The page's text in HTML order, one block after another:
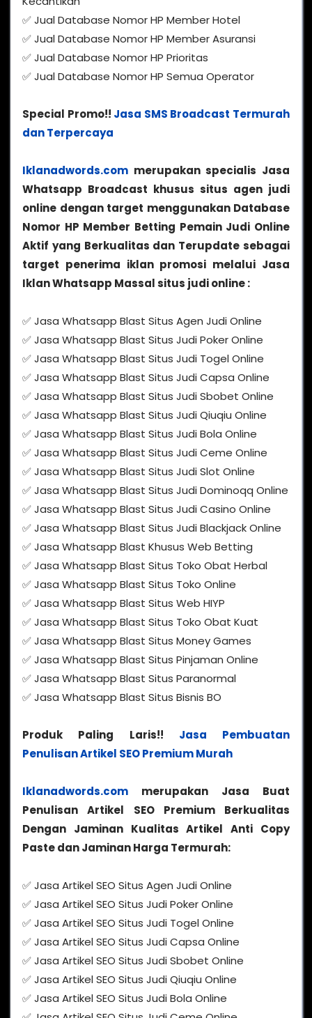
✅ Jual Database Nomor HP Member Hotel
✅ Jual Database Nomor HP Member Asuransi
✅ Jual Database Nomor HP Prioritas
✅ Jual Database Nomor HP Semua Operator
Special Promo!! Jasa SMS Broadcast Termurah
dan Terpercaya
Iklanadwords.com merupakan specialis Jasa
Whatsapp Broadcast khusus situs agen judi
online dengan target menggunakan Database
Nomor HP Member Betting Pemain Judi Online
Aktif yang Berkualitas dan Terupdate sebagai
target penerima iklan promosi melalui Jasa
Iklan Whatsapp Massal situs judi online :
✅ Jasa Whatsapp Blast Situs Agen Judi Online
✅ Jasa Whatsapp Blast Situs Judi Poker Online
✅ Jasa Whatsapp Blast Situs Judi Togel Online
✅ Jasa Whatsapp Blast Situs Judi Capsa Online
✅ Jasa Whatsapp Blast Situs Judi Sbobet Online
✅ Jasa Whatsapp Blast Situs Judi Qiuqiu Online
✅ Jasa Whatsapp Blast Situs Judi Bola Online
✅ Jasa Whatsapp Blast Situs Judi Ceme Online
✅ Jasa Whatsapp Blast Situs Judi Slot Online
✅ Jasa Whatsapp Blast Situs Judi Dominoqq Online
✅ Jasa Whatsapp Blast Situs Judi Casino Online
✅ Jasa Whatsapp Blast Situs Judi Blackjack Online
✅ Jasa Whatsapp Blast Khusus Web Betting
✅ Jasa Whatsapp Blast Situs Toko Obat Herbal
✅ Jasa Whatsapp Blast Situs Toko Online
✅ Jasa Whatsapp Blast Situs Web HIYP
✅ Jasa Whatsapp Blast Situs Toko Obat Kuat
✅ Jasa Whatsapp Blast Situs Money Games
✅ Jasa Whatsapp Blast Situs Pinjaman Online
✅ Jasa Whatsapp Blast Situs Paranormal
✅ Jasa Whatsapp Blast Situs Bisnis BO
Produk Paling Laris!! Jasa Pembuatan
Penulisan Artikel SEO Premium Murah
Iklanadwords.com merupakan Jasa Buat
Penulisan Artikel SEO Premium Berkualitas
Dengan Jaminan Kualitas Artikel Anti Copy
Paste dan Jaminan Harga Termurah:
✅ Jasa Artikel SEO Situs Agen Judi Online
✅ Jasa Artikel SEO Situs Judi Poker Online
✅ Jasa Artikel SEO Situs Judi Togel Online
✅ Jasa Artikel SEO Situs Judi Capsa Online
✅ Jasa Artikel SEO Situs Judi Sbobet Online
✅ Jasa Artikel SEO Situs Judi Qiuqiu Online
✅ Jasa Artikel SEO Situs Judi Bola Online